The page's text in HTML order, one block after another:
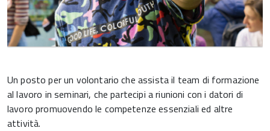
Un posto per un volontario che assista il team di formazione
al lavoro in seminari, che partecipi a riunioni con i datori di
lavoro promuovendo le competenze essenziali ed altre
attività.